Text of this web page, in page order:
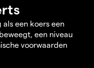
een koers een
een niveau
voorwaarden